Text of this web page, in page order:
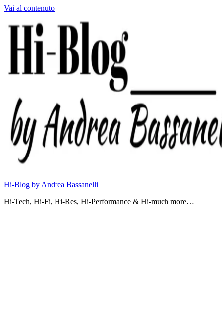
Vai al contenuto
Hi-Blog by Andrea Bassanelli
Hi-Tech, Hi-Fi, Hi-Res, Hi-Performance & Hi-much more…